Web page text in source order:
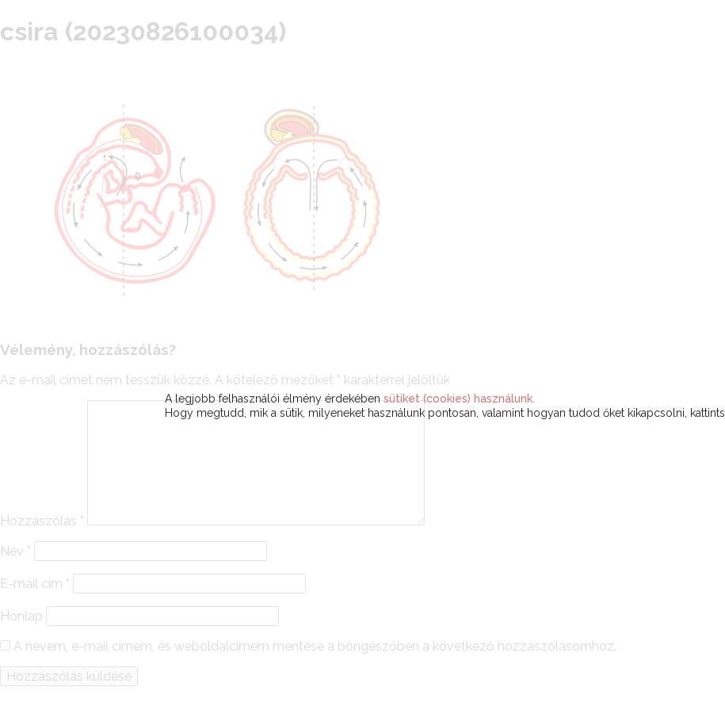
csira (20230826100034)
Vélemény, hozzászólás?
Az e-mail címet nem tesszük közzé. A kötelező mezőket * karakterrel jelöltük
Hozzászólás *
Név *
E-mail cím *
Honlap
A nevem, e-mail címem, és weboldalcímem mentése a böngészőben a következő hozzászólásomhoz.
A legjobb felhasználói élmény érdekébensütiket (cookies) használunk.
Hogy megtudd, mik a sütik, milyeneket használunk pontosan, valamint hogyan tudod őket kikapcsolni, kattints